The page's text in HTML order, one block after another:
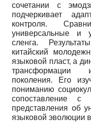
сочетании с
подчеркивает
контроля.
универсальные и
сленга.
китайский
языковой пласт, а
трансформации
поколения. Его
пониманию
сопоставление с
представления об
языковой эволюции